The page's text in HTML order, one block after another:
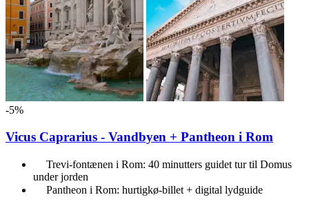
-5%
Vicus Caprarius - Vandbyen + Pantheon i Rom
Trevi-fontænen i Rom: 40 minutters guidet tur til Domus
under jorden
Pantheon i Rom: hurtigkø-billet + digital lydguide